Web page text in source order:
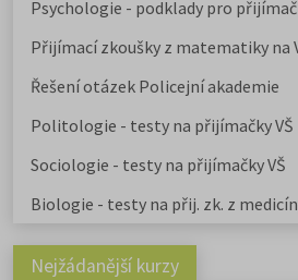
Psychologie - podklady pro
Přijímací zkoušky z matematiky na
Řešení otázek Policejní akademie
Politologie - testy na přijímačky VŠ
Sociologie - testy na přijímačky VŠ
Biologie - testy na přij. zk. z
Nejžádanější kurzy